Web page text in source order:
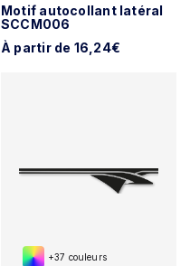
Motif autocollant latéral
SCCM006
À partir de 16,24€
+37 couleurs